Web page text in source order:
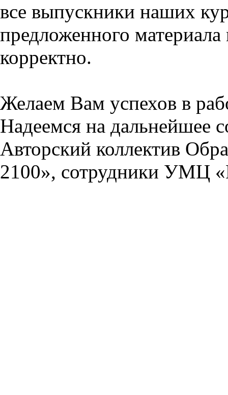
все выпускники наших
предложенного
корректно.
Желаем Вам успехов в
Надеемся на дальнейшее
Авторский коллектив
2100», сотрудники УМЦ